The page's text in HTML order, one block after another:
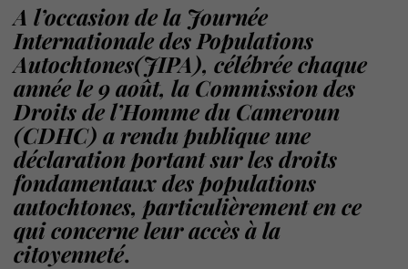
A l’occasion de la Journée
Internationale des Populations
Autochtones(JIPA), célébrée chaque
année le 9 août, la Commission des
Droits de l’Homme du Cameroun
(CDHC) a rendu publique une
déclaration portant sur les droits
fondamentaux des populations
autochtones, particulièrement en ce
qui concerne leur accès à la
citoyenneté.